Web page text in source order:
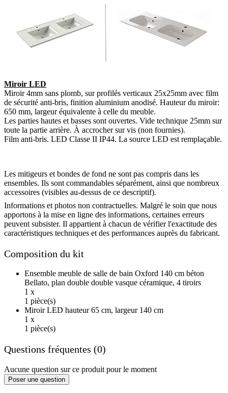
Miroir LED
Miroir 4mm sans plomb, sur profilés verticaux 25x25mm avec film
de sécurité anti-bris, finition aluminium anodisé. Hauteur du miroir:
650 mm, largeur équivalente à celle du meuble.
Les parties hautes et basses sont ouvertes. Vide technique 25mm sur
toute la partie arrière. À accrocher sur vis (non fournies).
Film anti-bris. LED Classe II IP44. La source LED est remplaçable.
Les mitigeurs et bondes de fond ne sont pas compris dans les
ensembles. Ils sont commandables séparément, ainsi que nombreux
accessoires (visibles au-dessus de ce descriptif).
Informations et photos non contractuelles. Malgré le soin que nous
apportons à la mise en ligne des informations, certaines erreurs
peuvent subsister. Il appartient à chacun de vérifier l'exactitude des
caractéristiques techniques et des performances auprès du fabricant.
Composition du kit
Ensemble meuble de salle de bain Oxford 140 cm béton
Bellato, plan double double vasque céramique, 4 tiroirs
1 x
1 pièce(s)
Miroir LED hauteur 65 cm, largeur 140 cm
1 x
1 pièce(s)
Questions fréquentes (0)
Aucune question sur ce produit pour le moment
Poser une question